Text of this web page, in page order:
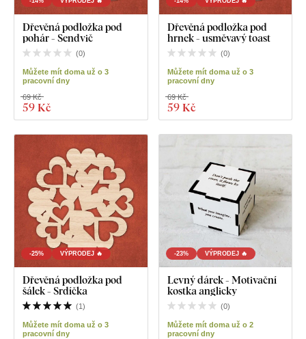
Dřevěná podložka pod
pohár - Sendvič
(0)
Můžete mít doma už o 3
pracovní dny
59 Kč
69 Kč
Dřevěná podložka pod
hrnek - usměvavý toast
(0)
Můžete mít doma už o 3
pracovní dny
59 Kč
69 Kč
-25% VÝPRODEJ 🔥
Dřevěná podložka pod
šálek - Srdíčka
(1 )
Můžete mít doma už o 3
pracovní dny
-23% VÝPRODEJ 🔥
Levný dárek - Motivační
kostka anglicky
(0)
Můžete mít doma už o 2
pracovní dny